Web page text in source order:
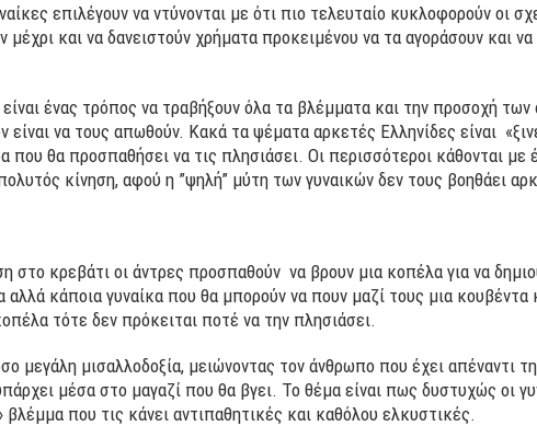
επιλέγουν να ντύνονται με ότι πιο τελευταίο κυκλοφορούν οι
μέχρι και να δανειστούν χρήματα προκειμένου να τα αγοράσουν και
ένας τρόπος να τραβήξουν όλα τα βλέμματα και την προσοχή
είναι να τους απωθούν. Κακά τα ψέματα αρκετές Ελληνίδες είναι
που θα προσπαθήσει να τις πλησιάσει. Οι περισσότεροι κάθονται με
κίνηση, αφού η ”ψηλή” μύτη των γυναικών δεν τους βοηθάει
στο κρεβάτι οι άντρες προσπαθούν να βρουν μια κοπέλα για να
αλλά κάποια γυναίκα που θα μπορούν να πουν μαζί τους μια
τότε δεν πρόκειται ποτέ να την πλησιάσει.
μεγάλη μισαλλοδοξία, μειώνοντας τον άνθρωπο που έχει απέναντι
μέσα στο μαγαζί που θα βγει. Το θέμα είναι πως δυστυχώς οι
που τις κάνει αντιπαθητικές και καθόλου ελκυστικές.